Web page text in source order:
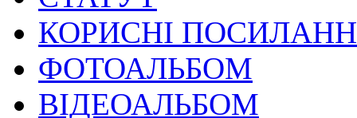
КОРИСНІ
ФОТОАЛЬБОМ
ВІДЕОАЛЬБОМ